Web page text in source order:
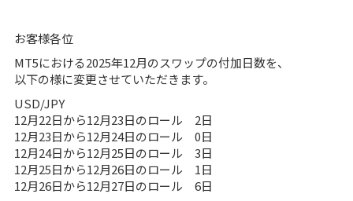
お客様各位
MT5における2025年12月のスワップの付加日数を、
以下の様に変更させていただきます。
USD/JPY
12月22日から12月23日のロール 2日
12月23日から12月24日のロール 0日
12月24日から12月25日のロール 3日
12月25日から12月26日のロール 1日
12月26日から12月27日のロール 6日